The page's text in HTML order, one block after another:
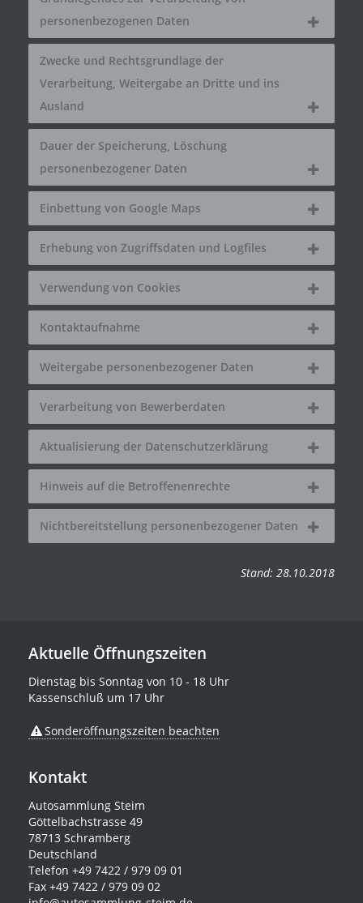
personenbezogenen Daten
Zwecke und Rechtsgrundlage der
Verarbeitung, Weitergabe an Dritte und ins
Ausland
Dauer der Speicherung, Löschung
personenbezogener Daten
Einbettung von Google Maps
Erhebung von Zugriffsdaten und Logfiles
Verwendung von Cookies
Kontaktaufnahme
Weitergabe personenbezogener Daten
Verarbeitung von Bewerberdaten
Aktualisierung der Datenschutzerklärung
Hinweis auf die Betroffenenrechte
Nichtbereitstellung personenbezogener Daten
Stand: 28.10.2018
Aktuelle Öffnungszeiten
Dienstag bis Sonntag von 10 - 18 Uhr
Kassenschluß um 17 Uhr
Sonderöffnungszeiten beachten
Kontakt
Autosammlung Steim
Göttelbachstrasse 49
78713 Schramberg
Deutschland
Telefon +49 7422 / 979 09 01
Fax +49 7422 / 979 09 02